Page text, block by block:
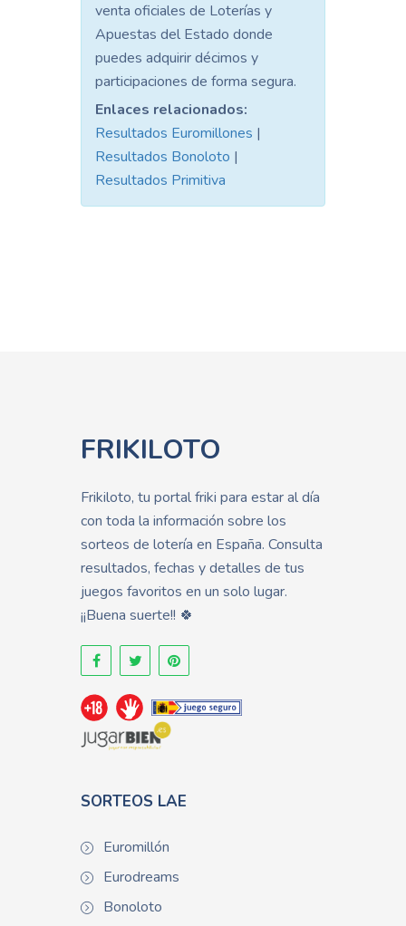
venta oficiales de Loterías y
Apuestas del Estado donde
puedes adquirir décimos y
participaciones de forma segura.
Enlaces relacionados:
Resultados Euromillones |
Resultados Bonoloto |
Resultados Primitiva
FRIKILOTO
Frikiloto, tu portal friki para estar al día
con toda la información sobre los
sorteos de lotería en España. Consulta
resultados, fechas y detalles de tus
juegos favoritos en un solo lugar.
¡¡Buena suerte!! 🍀
SORTEOS LAE
Euromillón
Eurodreams
Bonoloto